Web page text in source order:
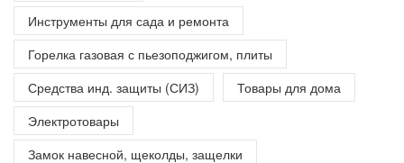
Инструменты для сада и ремонта
Горелка газовая с пьезоподжигом, плиты
Средства инд. защиты (СИЗ)
Товары для дома
Электротовары
Замок навесной, щеколды, защелки